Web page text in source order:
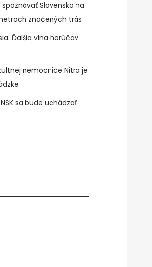
Slovensko na
značených trás
Ďalšia vlna horúčav
nemocnice Nitra je
sa bude uchádzať